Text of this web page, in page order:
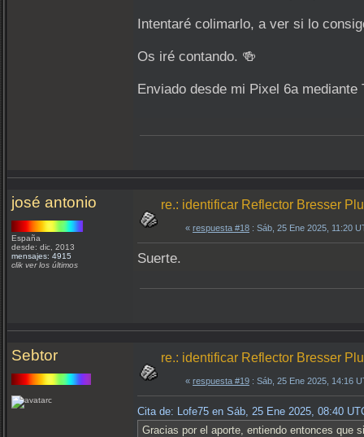
Intentaré colimarlo, a ver si lo
Os iré contando. 🍻
Enviado desde mi Pixel 6a mediante
josé antonio
España
desde: dic, 2013
mensajes: 4915
clik ver los últimos
re.: identificar Reflector Bresser
« respuesta #18 : Sáb, 25 Ene 2025, 11:20
Suerte.
Sebtor re.: identificar Reflector Bresser
« respuesta #19 : Sáb, 25 Ene 2025, 14:16
Cita de: Lofe75 en Sáb, 25 Ene 2025, 08:40
Gracias por el aporte, entiendo entonces que